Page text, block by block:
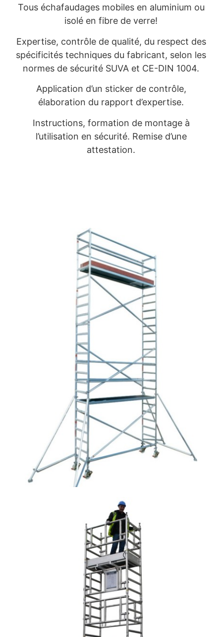
Tous échafaudages mobiles en aluminium ou
isolé en fibre de verre!
Expertise, contrôle de qualité, du respect des
spécificités techniques du fabricant, selon les
normes de sécurité SUVA et CE-DIN 1004.
Application d’un sticker de contrôle,
élaboration du rapport d’expertise.
Instructions, formation de montage à
l’utilisation en sécurité. Remise d’une
attestation.